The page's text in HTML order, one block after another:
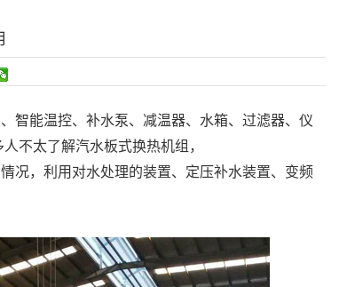
智能温控、补水泵、减温器、水箱、过滤器、仪
不太了解汽水板式换热机组，
况，利用对水处理的装置、定压补水装置、变频